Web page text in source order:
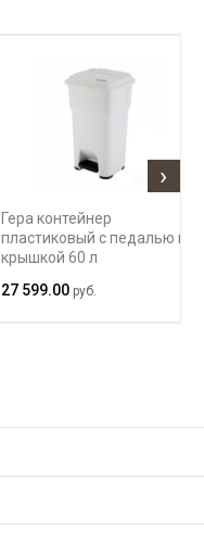
Гера контейнер
пластиковый с педалью и
крышкой 60 л
27 599.00 руб.
›